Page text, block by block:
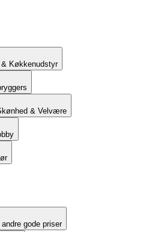
& Køkkenudstyr
& Velvære
gode priser